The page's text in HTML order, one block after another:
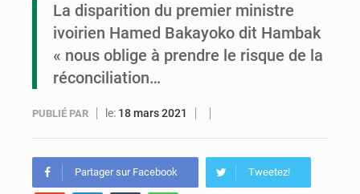
La disparition du premier ministre
ivoirien Hamed Bakayoko dit Hambak
« nous oblige à prendre le risque de la
réconciliation…
PUBLIÉ PAR le: 18 mars 2021
Partager sur Facebook Tweetez!